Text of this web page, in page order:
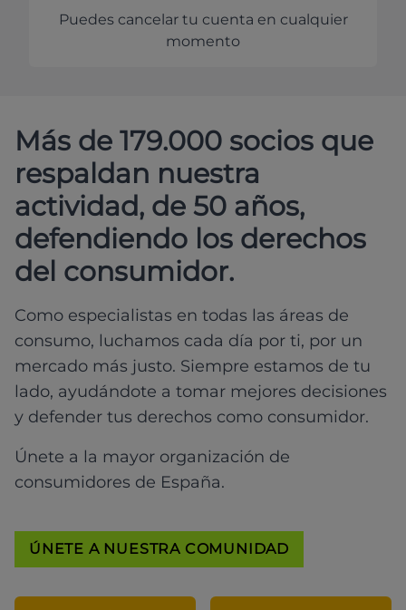
Puedes cancelar tu cuenta en cualquier
momento
Más de 179.000 socios que
respaldan nuestra
actividad, de 50 años,
defendiendo los derechos
del consumidor.
Como especialistas en todas las áreas de
consumo, luchamos cada día por ti, por un
mercado más justo. Siempre estamos de tu
lado, ayudándote a tomar mejores decisiones
y defender tus derechos como consumidor.
Únete a la mayor organización de
consumidores de España.
ÚNETE A NUESTRA COMUNIDAD